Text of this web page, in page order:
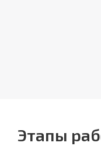
Этапы